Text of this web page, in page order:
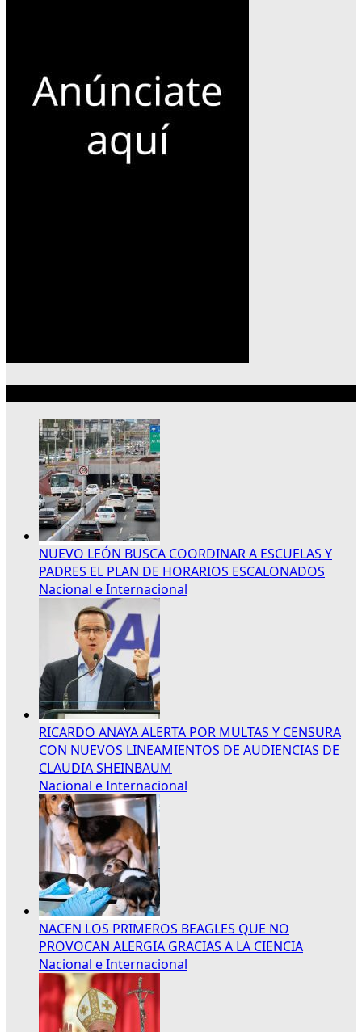
NUEVO LEÓN BUSCA COORDINAR A ESCUELAS Y
PADRES EL PLAN DE HORARIOS ESCALONADOS
Nacional e Internacional
RICARDO ANAYA ALERTA POR MULTAS Y CENSURA
CON NUEVOS LINEAMIENTOS DE AUDIENCIAS DE
CLAUDIA SHEINBAUM
Nacional e Internacional
NACEN LOS PRIMEROS BEAGLES QUE NO
PROVOCAN ALERGIA GRACIAS A LA CIENCIA
Nacional e Internacional